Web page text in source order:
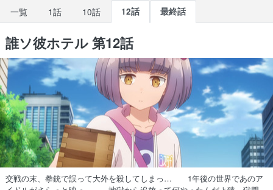
一覧 1話 10話 12話 最終話
誰ソ彼ホテル 第12話
交戦の末、拳銃で誤って大外を殺してしまっ… 1年後の世界であのア